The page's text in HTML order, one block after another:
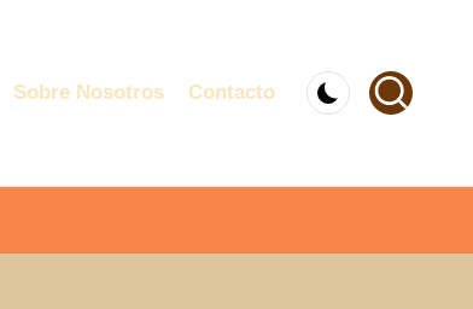
Sobre Nosotros Contacto